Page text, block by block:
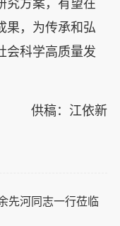
究方案，有望在
果，为传承和弘
会科学高质量发
供稿：江依新
先河同志一行莅临